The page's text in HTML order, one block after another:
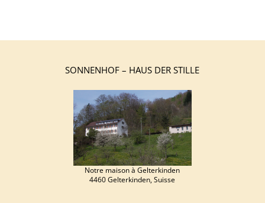
SONNENHOF – HAUS DER STILLE
Notre maison à Gelterkinden
4460 Gelterkinden, Suisse